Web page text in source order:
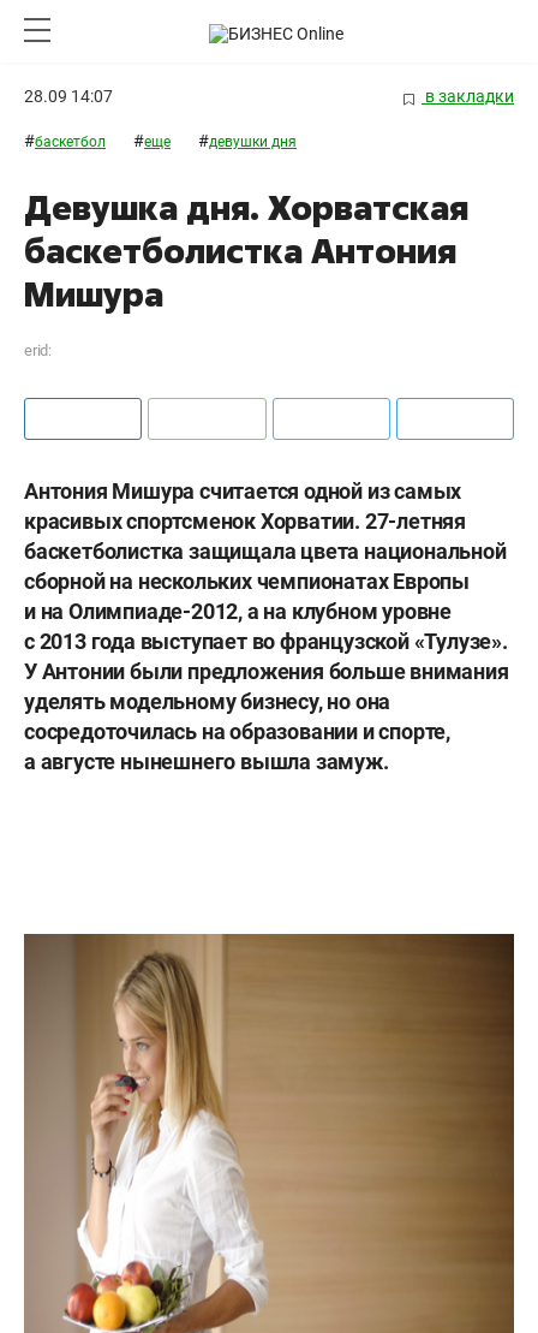
28.09 14:07 в закладки
#баскетбол #еще #девушки дня
Девушка дня. Хорватская
баскетболистка Антония
Мишура
erid:
Антония Мишура считается одной из самых
красивых спортсменок Хорватии. 27-летняя
баскетболистка защищала цвета национальной
сборной на нескольких чемпионатах Европы
и на Олимпиаде-2012, а на клубном уровне
с 2013 года выступает во французской «Тулузе».
У Антонии были предложения больше внимания
уделять модельному бизнесу, но она
сосредоточилась на образовании и спорте,
а августе нынешнего вышла замуж.